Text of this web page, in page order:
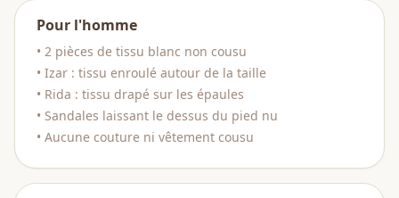
Pour l'homme
• 2 pièces de tissu blanc non cousu
• Izar : tissu enroulé autour de la taille
• Rida : tissu drapé sur les épaules
• Sandales laissant le dessus du pied nu
• Aucune couture ni vêtement cousu